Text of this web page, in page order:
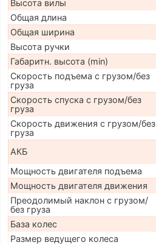
Высота вилы
Общая длина
Общая ширина
Высота ручки
Габаритн. высота (min)
Скорость подъема с грузом/без
груза
Скорость спуска с грузом/без
груза
Скорость движения с грузом/без
груза
АКБ
Мощность двигателя подъема
Мощность двигателя движения
Преодолимый наклон с грузом/
без груза
База колес
Размер ведущего колеса